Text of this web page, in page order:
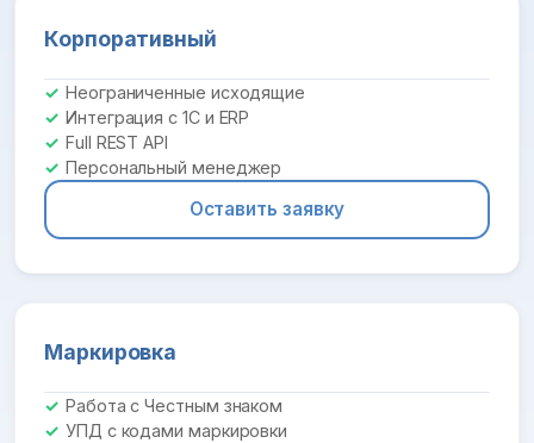
Корпоративный
Неограниченные исходящие
Интеграция с 1С и ERP
Full REST API
Персональный менеджер
Оставить заявку
Маркировка
Работа с Честным знаком
УПД с кодами маркировки